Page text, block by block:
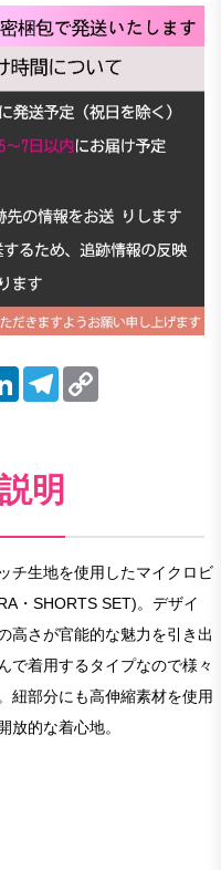
LinkedInTelegram
明
チ生地を使用したマイクロビ
・SHORTS SET)。デザイ
高さが官能的な魅力を引き出
で着用するタイプなので様々
紐部分にも高伸縮素材を使用
放的な着心地。